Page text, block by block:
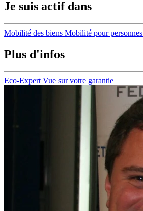
Je suis actif dans
Mobilité des biens Mobilité pour personnes
Plus d'infos
Eco-Expert Vue sur votre garantie